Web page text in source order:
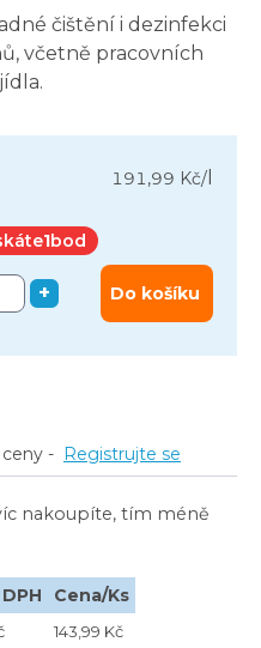
čištění i dezinfekci
včetně pracovních
191,99 Kč/
1bod
+ Do košíku
- Registrujte se
nakoupíte, tím méně
Cena/Ks
143,99 Kč